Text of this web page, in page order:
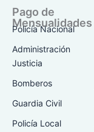
b
o
o
k
-
f
a
g
r
a
m
k
b
Pago de
Mensualidades
Policía Nacional
Administración
Justicia
Bomberos
Guardia Civil
Policía Local